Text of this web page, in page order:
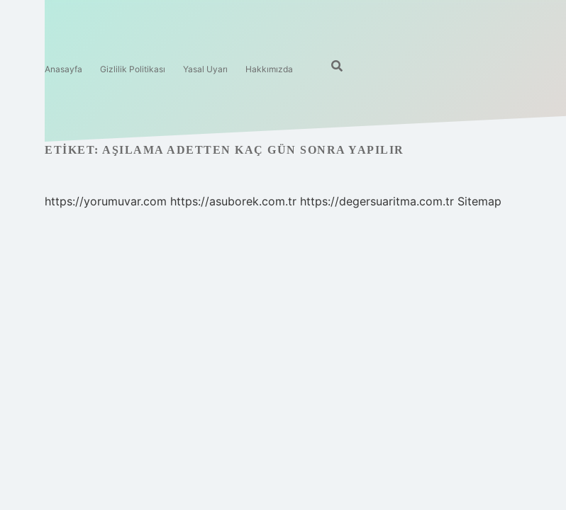
Anasayfa Gizlilik Politikası Yasal Uyarı Hakkımızda
ETIKET: AŞILAMA ADETTEN KAÇ GÜN SONRA YAPILIR
https://yorumuvar.com https://asuborek.com.tr https://degersuaritma.com.tr Sitemap